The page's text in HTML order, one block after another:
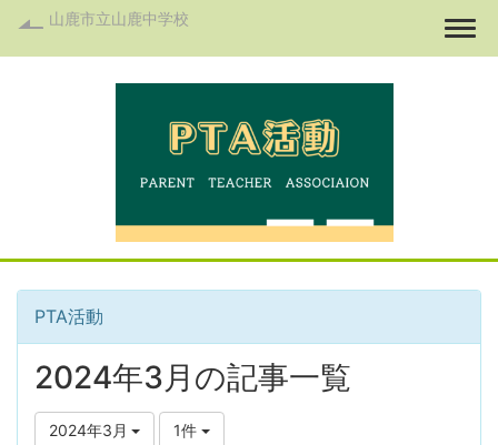
山鹿市立山鹿中学校
PTA活動
2024年3月の記事一覧
2024年3月 1件